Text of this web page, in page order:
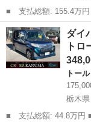
■ 支払総額: 155.4万円 ■ 車両本体価格： 1,490,000 円 ■ メーカ
ー名： ダイハツ ■
Ｇ ターボ 保証 まご
インチデ...
東京 西東京市
ダイ
ト
トール
栃木
■ 支払総額: 44.8万円 ■ 車両本体価格： 348,000 円 ■ メーカー